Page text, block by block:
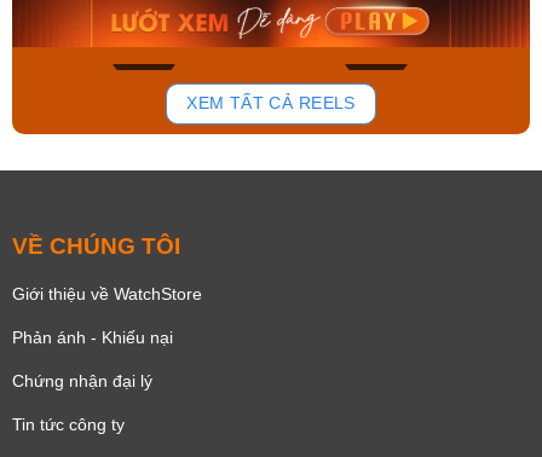
166
Mua ngay Mua ngay
XEM TẤT CẢ REELS
VỀ CHÚNG TÔI
Giới thiệu về WatchStore
Phản ánh - Khiếu nại
Chứng nhận đại lý
Tin tức công ty